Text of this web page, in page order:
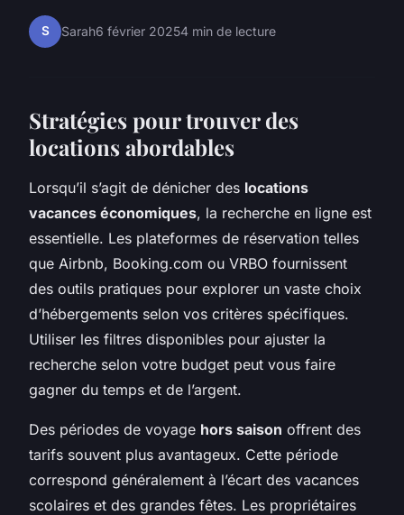
S Sarah6 février 20254 min de lecture
Stratégies pour trouver des
locations abordables
Lorsqu’il s’agit de dénicher des locations
vacances économiques, la recherche en ligne est
essentielle. Les plateformes de réservation telles
que Airbnb, Booking.com ou VRBO fournissent
des outils pratiques pour explorer un vaste choix
d’hébergements selon vos critères spécifiques.
Utiliser les filtres disponibles pour ajuster la
recherche selon votre budget peut vous faire
gagner du temps et de l’argent.
Des périodes de voyage hors saison offrent des
tarifs souvent plus avantageux. Cette période
correspond généralement à l’écart des vacances
scolaires et des grandes fêtes. Les propriétaires